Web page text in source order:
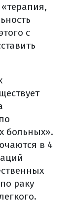
с
больных».
в 4
раку